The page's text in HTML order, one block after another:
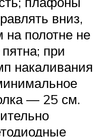
вниз,
полотне не
при
накаливания
— 25 см.